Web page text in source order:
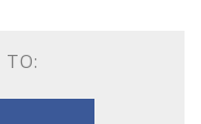
ΤΟ: